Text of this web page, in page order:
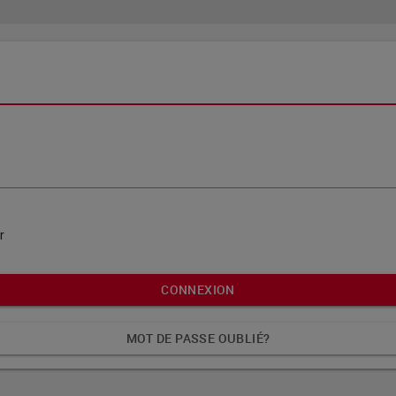
télé
CONNEXION
MOT DE PASSE OUBLIÉ?